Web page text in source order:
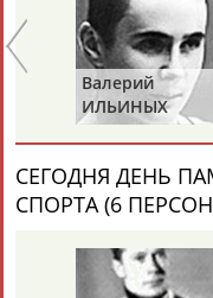
Камалудин
АБДУЛДАУДОВ
Абдула
Валерий
ИЛЬИНЫХ
СЕГОДНЯ ДЕНЬ
СПОРТА (6